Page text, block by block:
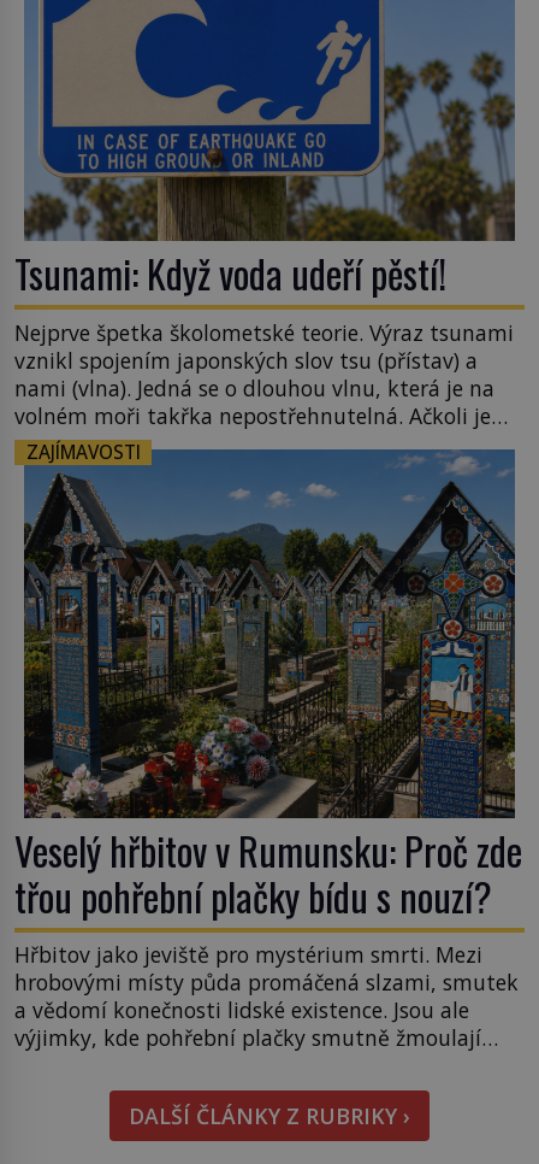
Tsunami: Když voda udeří pěstí!
Nejprve špetka školometské teorie. Výraz tsunami
vznikl spojením japonských slov tsu (přístav) a
nami (vlna). Jedná se o dlouhou vlnu, která je na
volném moři takřka nepostřehnutelná. Ačkoli je
vlnová délka tsunami i 300 kilometrů, výška vlny
na volném moři je maximálně 1,5 metru. Máme se
podobné obří vlny obávat i v Evropě? Vznik
tsunami si […]
ZAJÍMAVOSTI
Veselý hřbitov v Rumunsku: Proč zde
třou pohřební plačky bídu s nouzí?
Hřbitov jako jeviště pro mystérium smrti. Mezi
hrobovými místy půda promáčená slzami, smutek
a vědomí konečnosti lidské existence. Jsou ale
výjimky, kde pohřební plačky smutně žmoulají
pohledu na výši vyměřené podpory
v nezaměstnanosti. Kam vás pozveme? Unikátní
hřbitov, který si vysloužil název „Veselý“, najdeme
DALŠÍ ČLÁNKY Z RUBRIKY ›